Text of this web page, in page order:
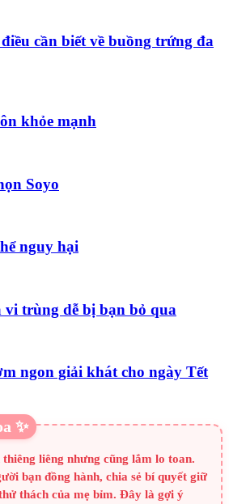
cần biết về buồng trứng đa
khỏe mạnh
Soyo
nguy hại
vi trùng dễ bị bạn bỏ qua
ngon giải khát cho ngày Tết
✨
liêng nhưng cũng lắm lo toan.
bạn đồng hành, chia sẻ bí quyết giữ
thách của mẹ bỉm. Đây là gợi ý